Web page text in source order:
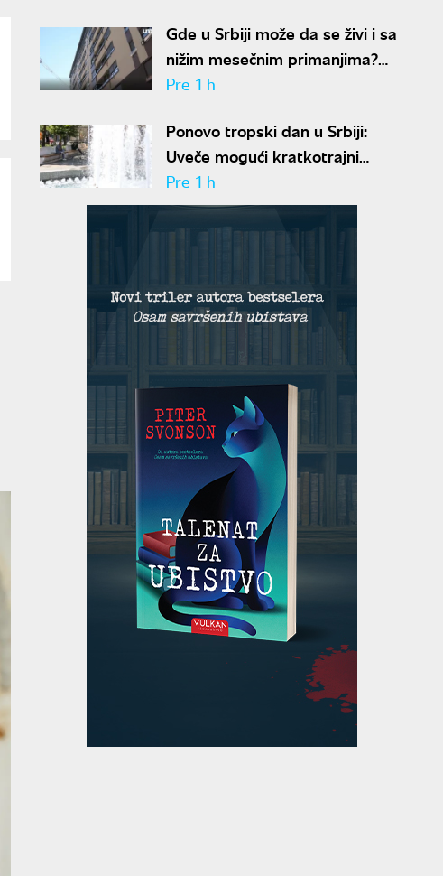
Gde u Srbiji može da se živi i sa
nižim mesečnim primanjima?
Ovih sedam gradova spada u
Pre 1 h
Ponovo tropski dan u Srbiji:
Uveče mogući kratkotrajni
pljuskovi sa grmljavinom
Pre 1 h